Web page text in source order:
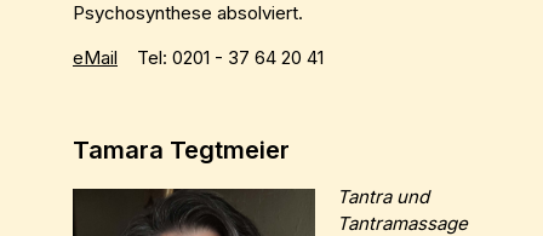
Psychosynthese absolviert.
eMail Tel: 0201 - 37 64 20 41
Tamara Tegtmeier
Tantra und
Tantramassage